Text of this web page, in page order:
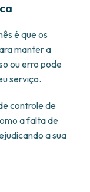
é que os
manter a
ou erro pode
serviço.
controle de
a falta de
a sua